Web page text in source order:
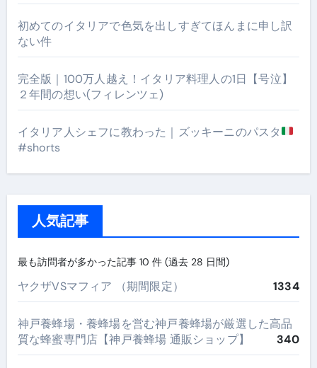
初めてのイタリアで色気を出しすぎてほんまに申し訳
ない件
完全版｜100万人越え！イタリア料理人の1日【号泣】
２年間の想い(フィレンツェ)
イタリア人シェフに教わった｜ズッキーニのパスタ
#shorts
人気記事
最も訪問者が多かった記事 10 件 (過去 28 日間)
ヤクザVSマフィア （期間限定） 1334
神戸養蜂場・養蜂場を営む神戸養蜂場が厳選した高品
質な蜂蜜専門店【神戸養蜂場 通販ショップ】
340